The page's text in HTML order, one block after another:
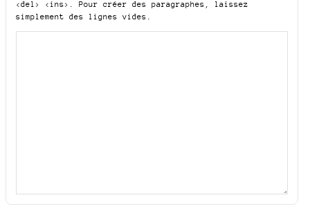
<del> <ins>
. Pour créer des paragraphes, laissez
simplement des lignes vides.